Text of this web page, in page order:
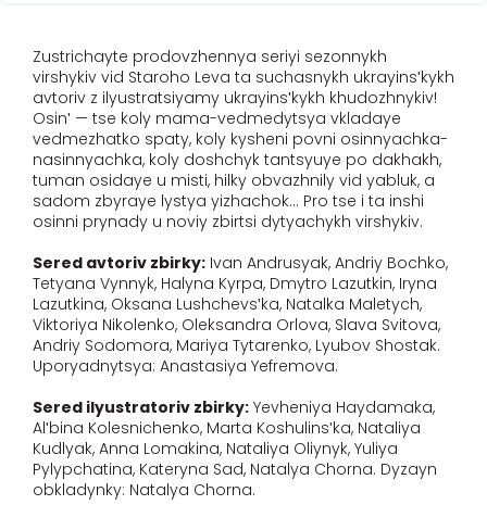
Zustrichayte prodovzhennya seriyi sezonnykh
virshykiv vid Staroho Leva ta suchasnykh ukrayinsʹkykh
avtoriv z ilyustratsiyamy ukrayinsʹkykh khudozhnykiv!
Osinʹ — tse koly mama-vedmedytsya vkladaye
vedmezhatko spaty, koly kysheni povni osinnyachka-
nasinnyachka, koly doshchyk tantsyuye po dakhakh,
tuman osidaye u misti, hilky obvazhnily vid yabluk, a
sadom zbyraye lystya yizhachok… Pro tse i ta inshi
osinni prynady u noviy zbirtsi dytyachykh virshykiv.
Sered avtoriv zbirky: Ivan Andrusyak, Andriy Bochko,
Tetyana Vynnyk, Halyna Kyrpa, Dmytro Lazutkin, Iryna
Lazutkina, Oksana Lushchevsʹka, Natalka Maletych,
Viktoriya Nikolenko, Oleksandra Orlova, Slava Svitova,
Andriy Sodomora, Mariya Tytarenko, Lyubov Shostak.
Uporyadnytsya: Anastasiya Yefremova.
Sered ilyustratoriv zbirky: Yevheniya Haydamaka,
Alʹbina Kolesnichenko, Marta Koshulinsʹka, Nataliya
Kudlyak, Anna Lomakina, Nataliya Oliynyk, Yuliya
Pylypchatina, Kateryna Sad, Natalya Chorna. Dyzayn
obkladynky: Natalya Chorna.